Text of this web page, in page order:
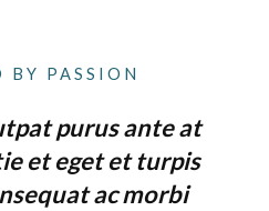
BY PASSION
purus ante at
et eget et turpis
ac morbi